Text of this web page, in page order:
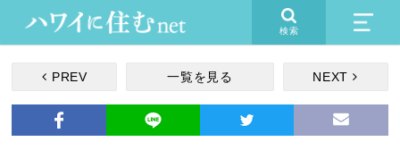
検索
PREV 一覧を見る NEXT